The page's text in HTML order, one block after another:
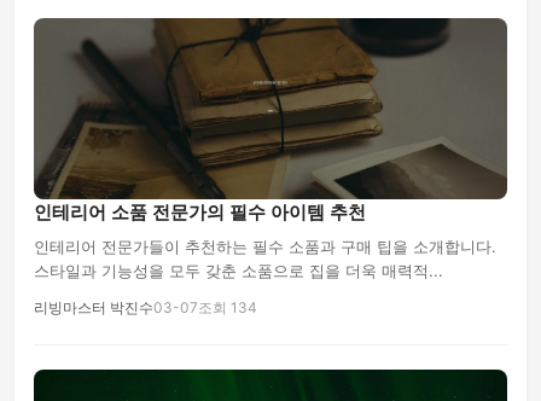
인테리어 소품 전문가의 필수 아이템 추천
인테리어 전문가들이 추천하는 필수 소품과 구매 팁을 소개합니다.
스타일과 기능성을 모두 갖춘 소품으로 집을 더욱 매력적...
리빙마스터 박진수03-07조회 134